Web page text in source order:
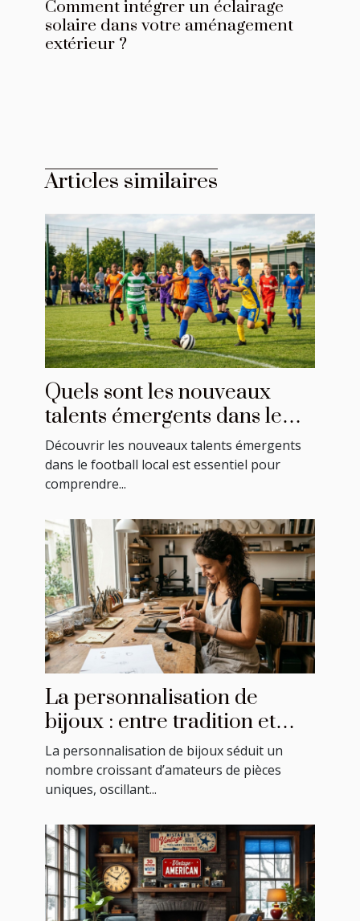
Comment intégrer un éclairage
solaire dans votre aménagement
extérieur ?
Articles similaires
Quels sont les nouveaux
talents émergents dans le
football local ?
Découvrir les nouveaux talents émergents
dans le football local est essentiel pour
comprendre...
La personnalisation de
bijoux : entre tradition et
modernité
La personnalisation de bijoux séduit un
nombre croissant d’amateurs de pièces
uniques, oscillant...